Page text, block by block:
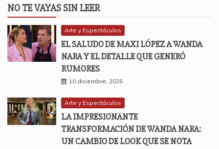
NO TE VAYAS SIN LEER
Arte y Espectáculos
EL SALUDO DE MAXI LÓPEZ A WANDA
NARA Y EL DETALLE QUE GENERÓ
RUMORES
10 diciembre, 2025
Arte y Espectáculos
LA IMPRESIONANTE
TRANSFORMACIÓN DE WANDA NARA:
UN CAMBIO DE LOOK QUE SE NOTA